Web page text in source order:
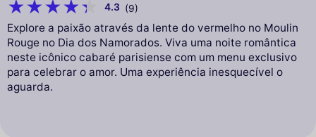
4.3 (9)
Explore a paixão através da lente do vermelho no Moulin
Rouge no Dia dos Namorados. Viva uma noite romântica
neste icônico cabaré parisiense com um menu exclusivo
para celebrar o amor. Uma experiência inesquecível o
aguarda.